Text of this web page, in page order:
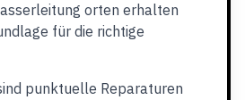
orten erhalten
für die richtige
punktuelle Reparaturen